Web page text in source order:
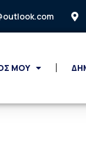
ΜΟΥ